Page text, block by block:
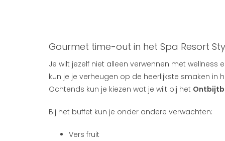
Gourmet time-out in het Spa Resort
Je wilt jezelf niet alleen verwennen met
kun je je verheugen op de heerlijkste smaken in
Ochtends kun je kiezen wat je wilt bij het
Bij het buffet kun je onder andere verwachten:
Vers fruit